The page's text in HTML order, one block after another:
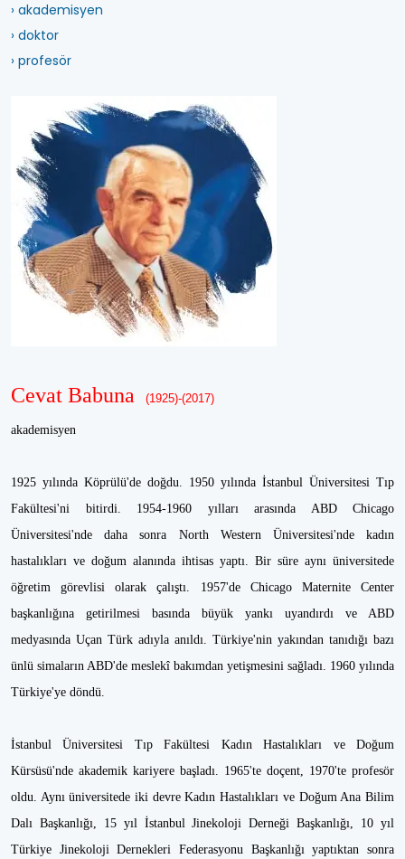
› akademisyen
› doktor
› profesör
Cevat Babuna (1925)-(2017)
akademisyen
1925 yılında Köprülü'de doğdu. 1950 yılında İstanbul Üniversitesi Tıp
Fakültesi'ni bitirdi. 1954-1960 yılları arasında ABD Chicago
Üniversitesi'nde daha sonra North Western Üniversitesi'nde kadın
hastalıkları ve doğum alanında ihtisas yaptı. Bir süre aynı üniversitede
öğretim görevlisi olarak çalıştı. 1957'de Chicago Maternite Center
başkanlığına getirilmesi basında büyük yankı uyandırdı ve ABD
medyasında Uçan Türk adıyla anıldı. Türkiye'nin yakından tanıdığı bazı
ünlü simaların ABD'de meslekî bakımdan yetişmesini sağladı. 1960 yılında
Türkiye'ye döndü.
İstanbul Üniversitesi Tıp Fakültesi Kadın Hastalıkları ve Doğum
Kürsüsü'nde akademik kariyere başladı. 1965'te doçent, 1970'te profesör
oldu. Aynı üniversitede iki devre Kadın Hastalıkları ve Doğum Ana Bilim
Dalı Başkanlığı, 15 yıl İstanbul Jinekoloji Derneği Başkanlığı, 10 yıl
Türkiye Jinekoloji Dernekleri Federasyonu Başkanlığı yaptıktan sonra